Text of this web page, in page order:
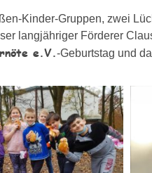
Kinder-Gruppen, zwei
langjähriger Förderer
e.V.-Geburtstag und